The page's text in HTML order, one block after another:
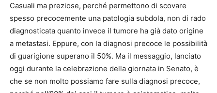
Casuali ma preziose, perché permettono di scovare
spesso precocemente una patologia subdola, non di rado
diagnosticata quanto invece il tumore ha già dato origine
a metastasi. Eppure, con la diagnosi precoce le possibilità
di guarigione superano il 50%. Ma il messaggio, lanciato
oggi durante la celebrazione della giornata in Senato, è
che se non molto possiamo fare sulla diagnosi precoce,